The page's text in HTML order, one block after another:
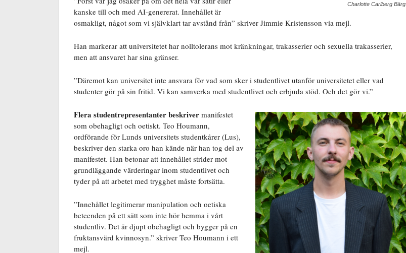
Charlotte Carlberg Bärg.
kanske till och med AI-genererat. Innehållet är
osmakligt, något som vi självklart tar avstånd från” skriver Jimmie Kristensson via mejl.
Han markerar att universitetet har nolltolerans mot kränkningar, trakasserier och sexuella trakasserier,
men att ansvaret har sina gränser.
”Däremot kan universitet inte ansvara för vad som sker i studentlivet utanför universitetet eller vad
studenter gör på sin fritid. Vi kan samverka med studentlivet och erbjuda stöd. Och det gör vi.”
Flera studentrepresentanter beskriver manifestet
som obehagligt och oetiskt. Teo Houmann,
ordförande för Lunds universitets studentkårer (Lus),
beskriver den starka oro han kände när han tog del av
manifestet. Han betonar att innehållet strider mot
grundläggande värderingar inom studentlivet och
tyder på att arbetet med trygghet måste fortsätta.
”Innehållet legitimerar manipulation och oetiska
beteenden på ett sätt som inte hör hemma i vårt
studentliv. Det är djupt obehagligt och bygger på en
fruktansvärd kvinnosyn.” skriver Teo Houmann i ett
mejl.